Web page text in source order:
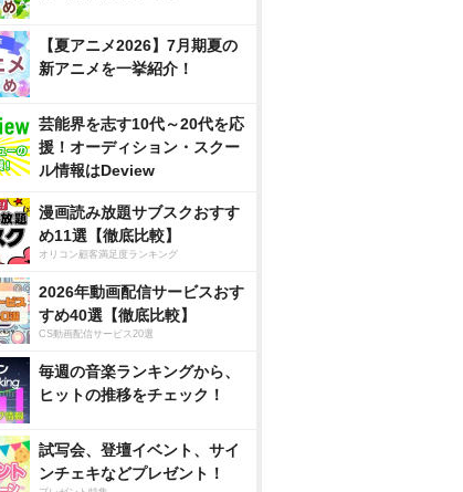
【夏アニメ2026】7月期夏の
新アニメを一挙紹介！
芸能界を志す10代～20代を応
援！オーディション・スクー
ル情報はDeview
漫画読み放題サブスクおすす
め11選【徹底比較】
オリコン顧客満足度ランキング
2026年動画配信サービスおす
すめ40選【徹底比較】
CS動画配信サービス20選
毎週の音楽ランキングから、
ヒットの推移をチェック！
試写会、登壇イベント、サイ
ンチェキなどプレゼント！